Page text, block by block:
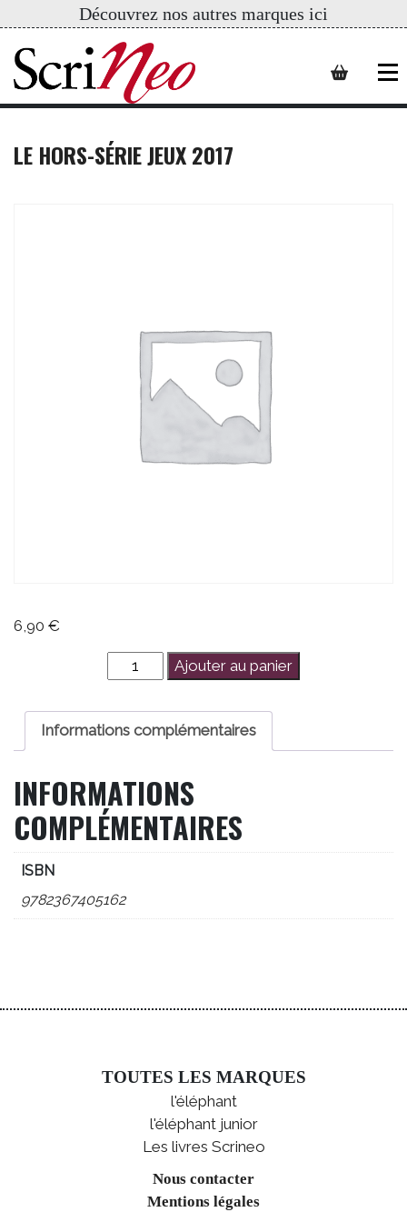
Découvrez nos autres marques ici
LE HORS-SÉRIE JEUX 2017
6,90 €
quantité
de
Le
hors-
2017
Ajouter au panier
Informations complémentaires
INFORMATIONS
COMPLÉMENTAIRES
ISBN
9782367405162
TOUTES LES MARQUES
l'éléphant
l'éléphant junior
Les livres Scrineo
Nous contacter
Mentions légales